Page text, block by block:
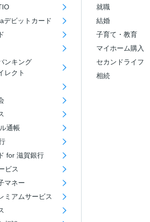
デビットカード
ンキング
レクト
通帳
for 滋賀銀行
ビス
マネー
ミアムサービス
就職
結婚
子育て・教育
マイホーム購入
セカンドライフ
相続